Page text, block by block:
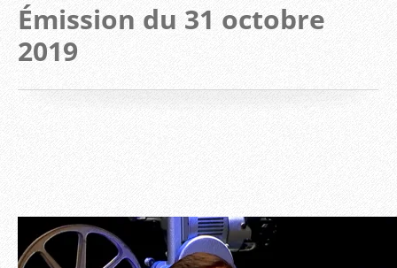
Émission du 31 octobre
2019